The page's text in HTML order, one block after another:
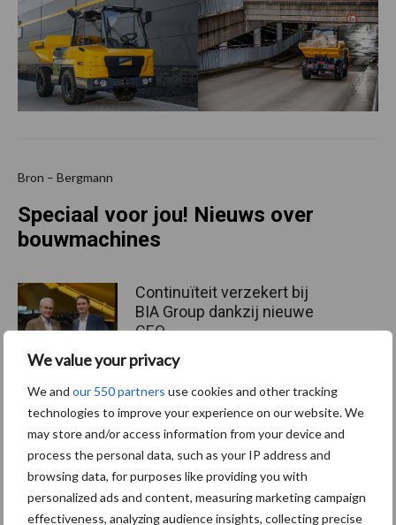
We value your privacy
We and our 550 partners use cookies and other tracking
technologies to improve your experience on our website. We
may store and/or access information from your device and
process the personal data, such as your IP address and
browsing data, for purposes like providing you with
personalized ads and content, measuring marketing campaign
effectiveness, analyzing audience insights, collecting precise
Bron – Bergmann
Speciaal voor jou! Nieuws over
bouwmachines
Continuïteit verzekert bij
BIA Group dankzij nieuwe
CEO
AUSA breidt haar
assortiment elektrische
dumpers uit
Krachtige dumpers en